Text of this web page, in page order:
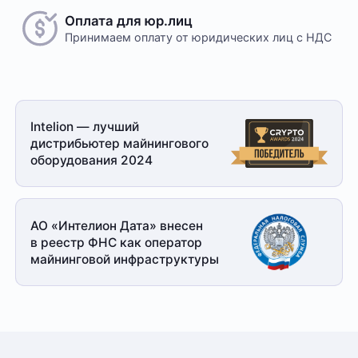
заказ оформляется на юридическое лицо.
При получении заказа необходимо иметь при себе
доверенность от организации-заказчика и паспорт
для удостоверения личности
Доставка
Отправка товара осуществляется с понедельника
по пятницу с 10-00 до 19-00. При получении товара
необходимо предоставить паспорт и квитанцию
Оплата для юр.лиц
Принимаем оплату от юридических лиц с НДС
Intelion — лучший
дистрибьютер майнингового
оборудования 2024
АО «Интелион Дата» внесен
в реестр ФНС как оператор
майнинговой инфраструктуры